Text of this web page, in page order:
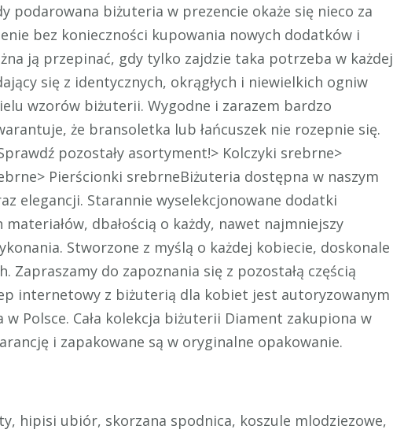
podarowana biżuteria w prezencie okaże się nieco za
bez konieczności kupowania nowych dodatków i
ją przepinać, gdy tylko zajdzie taka potrzeba w każdej
się z identycznych, okrągłych i niewielkich ogniw
wzorów biżuterii. Wygodne i zarazem bardzo
że bransoletka lub łańcuszek nie rozepnie się.
pozostały asortyment!> Kolczyki srebrne>
Pierścionki srebrneBiżuteria dostępna w naszym
elegancji. Starannie wyselekcjonowane dodatki
dbałością o każdy, nawet najmniejszy
Stworzone z myślą o każdej kobiecie, doskonale
Zapraszamy do zapoznania się z pozostałą częścią
internetowy z biżuterią dla kobiet jest autoryzowanym
w Polsce. Cała kolekcja biżuterii Diament zakupiona w
i zapakowane są w oryginalne opakowanie.
hipisi ubiór, skorzana spodnica, koszule mlodziezowe,